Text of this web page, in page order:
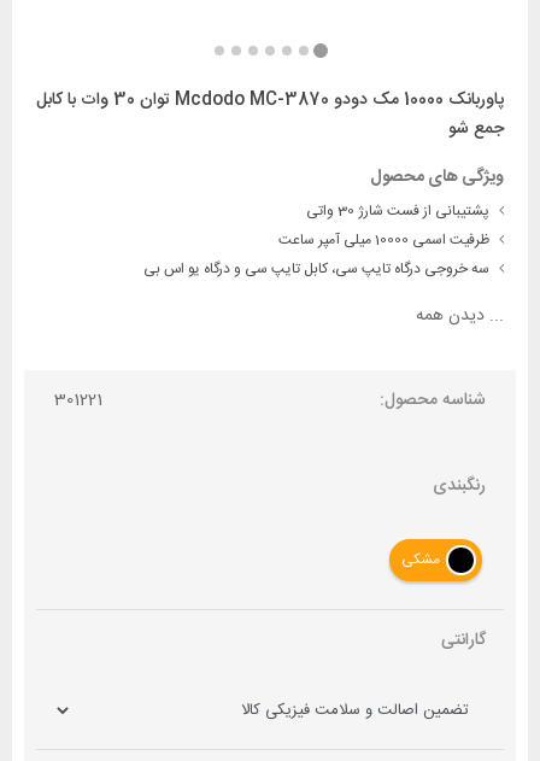
پاوربانک 10000 مک دودو Mcdodo MC-3870 توان 30 وات با کابل
جمع شو
ویژگی های محصول
پشتیبانی از فست شارژ 30 واتی
ظرفیت اسمی 10000 میلی آمپر ساعت
سه خروجی درگاه تایپ سی، کابل تایپ سی و درگاه یو اس بی
... دیدن همه
شناسه محصول: 301221
رنگبندی
مشکی
گارانتی